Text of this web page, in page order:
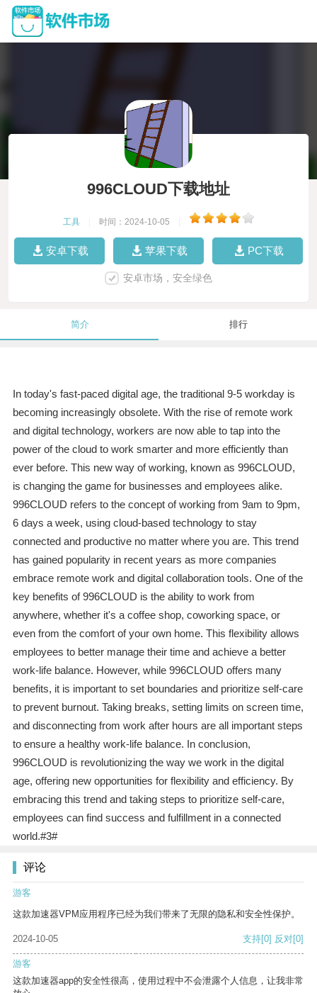
996CLOUD下载地址
工具 时间：2024-10-05
安卓下载 苹果下载 PC下载
安卓市场，安全绿色
简介 排行
In today's fast-paced digital age, the traditional 9-5 workday is
becoming increasingly obsolete. With the rise of remote work
and digital technology, workers are now able to tap into the
power of the cloud to work smarter and more efficiently than
ever before. This new way of working, known as 996CLOUD,
is changing the game for businesses and employees alike.
996CLOUD refers to the concept of working from 9am to 9pm,
6 days a week, using cloud-based technology to stay
connected and productive no matter where you are. This trend
has gained popularity in recent years as more companies
embrace remote work and digital collaboration tools. One of the
key benefits of 996CLOUD is the ability to work from
anywhere, whether it's a coffee shop, coworking space, or
even from the comfort of your own home. This flexibility allows
employees to better manage their time and achieve a better
work-life balance. However, while 996CLOUD offers many
benefits, it is important to set boundaries and prioritize self-care
to prevent burnout. Taking breaks, setting limits on screen time,
and disconnecting from work after hours are all important steps
to ensure a healthy work-life balance. In conclusion,
996CLOUD is revolutionizing the way we work in the digital
age, offering new opportunities for flexibility and efficiency. By
embracing this trend and taking steps to prioritize self-care,
employees can find success and fulfillment in a connected
world.#3#
评论
游客
这款加速器VPM应用程序已经为我们带来了无限的隐私和安全性保护。
2024-10-05 支持[0] 反对[0]
游客
这款加速器app的安全性很高，使用过程中不会泄露个人信息，让我非常